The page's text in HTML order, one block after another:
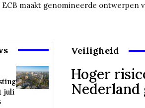
ECB maakt genomineerde ontwerpen
Natuur wordt cultuurlandschap en
juli
Veiligheid
Hoger
Nederland